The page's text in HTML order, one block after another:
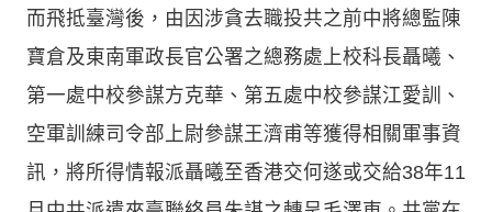
而飛抵臺灣後，由因涉貪去職投共之前中將總監陳
寶倉及東南軍政長官公署之總務處上校科長聶曦、
第一處中校參謀方克華、第五處中校參謀江愛訓、
空軍訓練司令部上尉參謀王濟甫等獲得相關軍事資
訊，將所得情報派聶曦至香港交何遂或交給38年11